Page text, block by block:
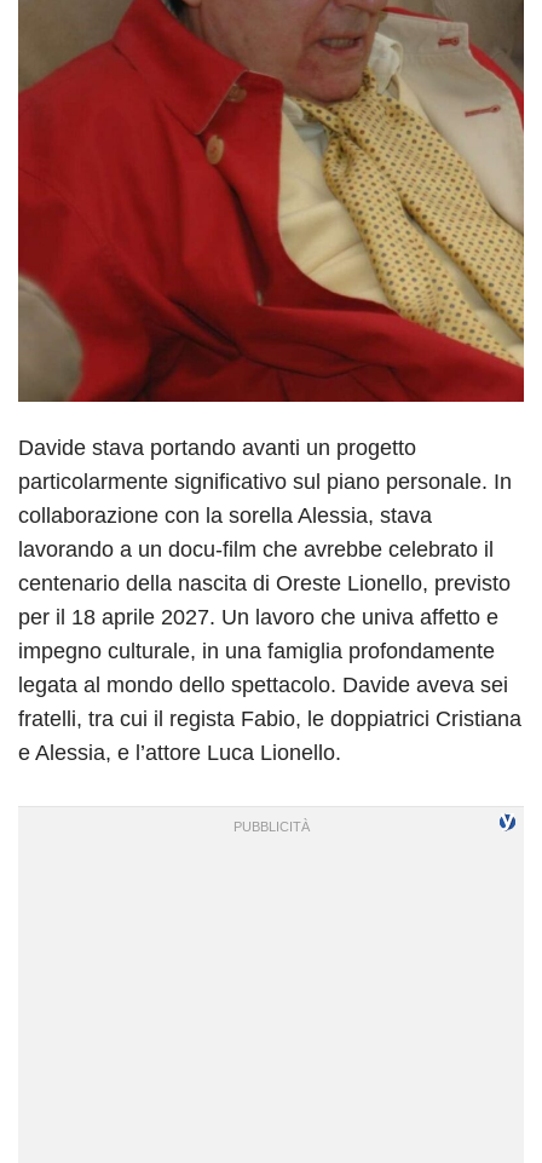
Davide stava portando avanti un progetto
particolarmente significativo sul piano personale. In
collaborazione con la sorella Alessia, stava
lavorando a un docu-film che avrebbe celebrato il
centenario della nascita di Oreste Lionello, previsto
per il 18 aprile 2027. Un lavoro che univa affetto e
impegno culturale, in una famiglia profondamente
legata al mondo dello spettacolo. Davide aveva sei
fratelli, tra cui il regista Fabio, le doppiatrici Cristiana
e Alessia, e l’attore Luca Lionello.